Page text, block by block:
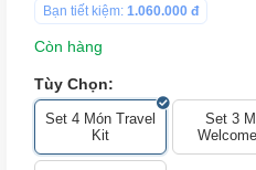
Bạn tiết kiệm: 1.060.000 đ
Còn hàng
Tùy Chọn:
Set 4 Món Travel
Kit
Set 3